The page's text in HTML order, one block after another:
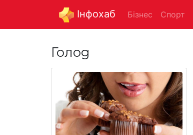
Інфохаб Бізнес Спорт
Голод